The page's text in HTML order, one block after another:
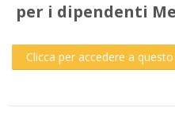
per i dipendenti
Clicca per accedere a